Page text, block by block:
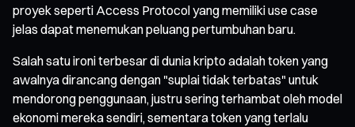
proyek seperti Access Protocol yang memiliki use case
jelas dapat menemukan peluang pertumbuhan baru.
Salah satu ironi terbesar di dunia kripto adalah token yang
awalnya dirancang dengan "suplai tidak terbatas" untuk
mendorong penggunaan, justru sering terhambat oleh model
ekonomi mereka sendiri, sementara token yang terlalu